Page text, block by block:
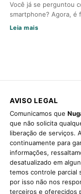
Você já se perguntou
smartphone? Agora, é
Leia mais
AVISO LEGAL
Comunicamos que
que não solicita
liberação de serviços.
continuamente para
informações,
desatualizado em
temos controle parcial
por isso não nos
terceiros e oferecidos